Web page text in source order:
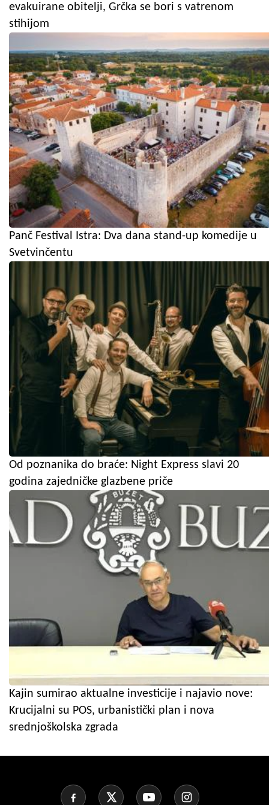
evakuirane obitelji, Grčka se bori s vatrenom
stihijom
Panč Festival Istra: Dva dana stand-up komedije u
Svetvinčentu
Od poznanika do braće: Night Express slavi 20
godina zajedničke glazbene priče
Kajin sumirao aktualne investicije i najavio nove:
Krucijalni su POS, urbanistički plan i nova
srednjoškolska zgrada